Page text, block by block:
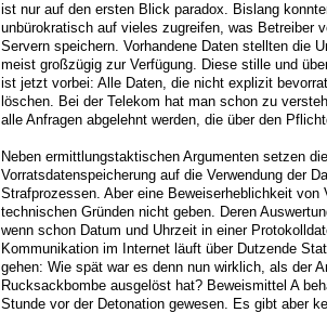
ist nur auf den ersten Blick paradox. Bislang
unbürokratisch auf vieles zugreifen, was Betreiber
Servern speichern. Vorhandene Daten stellten die
meist großzügig zur Verfügung. Diese stille und
ist jetzt vorbei: Alle Daten, die nicht explizit
löschen. Bei der Telekom hat man schon zu
alle Anfragen abgelehnt werden, die über den
Neben ermittlungstaktischen Argumenten setzen
Vorratsdatenspeicherung auf die Verwendung der
Strafprozessen. Aber eine Beweiserheblichkeit von
technischen Gründen nicht geben. Deren
wenn schon Datum und Uhrzeit in einer
Kommunikation im Internet läuft über Dutzende
gehen: Wie spät war es denn nun wirklich, als der
Rucksackbombe ausgelöst hat? Beweismittel A
Stunde vor der Detonation gewesen. Es gibt aber